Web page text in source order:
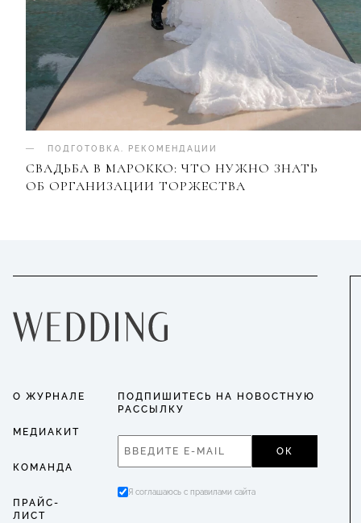
ПОДГОТОВКА РЕКОМЕНДАЦИИ
СВАДЬБА В МАРОККО: ЧТО НУЖНО ЗНАТЬ
ОБ ОРГАНИЗАЦИИ ТОРЖЕСТВА
О ЖУРНАЛЕ
МЕДИАКИТ
КОМАНДА
ПРАЙС-
ЛИСТ
ПОДПИШИТЕСЬ НА НОВОСТНУЮ
РАССЫЛКУ
ОК
Я соглашаюсь с правилами сайта